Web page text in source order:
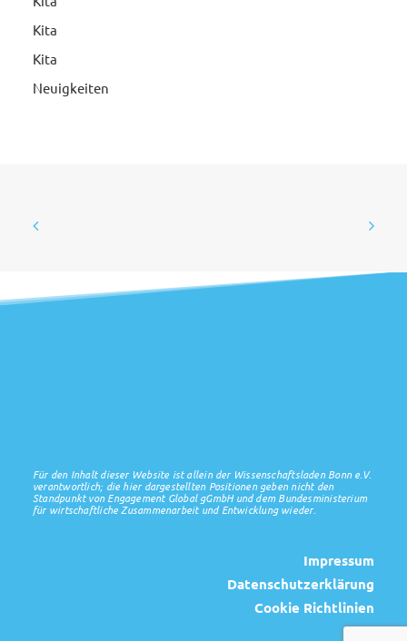
Kita
Kita
Neuigkeiten
Für den Inhalt dieser Website ist allein der Wissenschaftsladen Bonn e.V.
verantwortlich; die hier dargestellten Positionen geben nicht den
Standpunkt von Engagement Global gGmbH und dem Bundesministerium
für wirtschaftliche Zusammenarbeit und Entwicklung wieder.
Impressum
Datenschutzerklärung
Cookie Richtlinien